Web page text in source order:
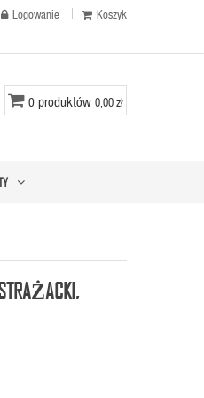
Logowanie Koszyk
0 produktów 0,00 zł